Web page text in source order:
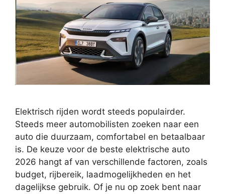
Elektrisch rijden wordt steeds populairder.
Steeds meer automobilisten zoeken naar een
auto die duurzaam, comfortabel en betaalbaar
is. De keuze voor de beste elektrische auto
2026 hangt af van verschillende factoren, zoals
budget, rijbereik, laadmogelijkheden en het
dagelijkse gebruik. Of je nu op zoek bent naar